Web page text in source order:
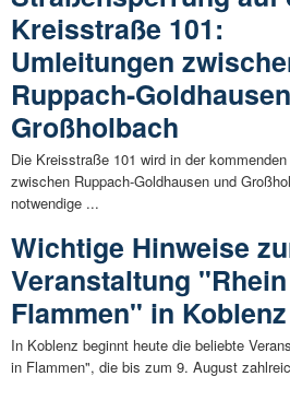
Kreisstraße 101:
Umleitungen
Ruppach-
Großholbach
Die Kreisstraße 101 wird in der
zwischen Ruppach-Goldhausen und
notwendige ...
Wichtige Hinweise
Veranstaltung
Flammen" in Koblenz
In Koblenz beginnt heute die beliebte
in Flammen", die bis zum 9. August